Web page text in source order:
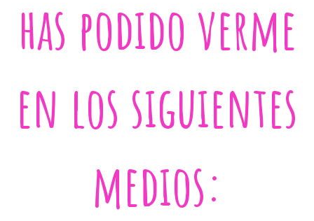
has podido verme
en los siguientes
medios: